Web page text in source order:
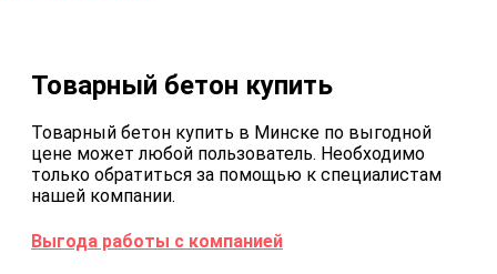
Товарный бетон купить
Товарный бетон купить в Минске по выгодной
цене может любой пользователь. Необходимо
только обратиться за помощью к специалистам
нашей компании.
Выгода работы с компанией